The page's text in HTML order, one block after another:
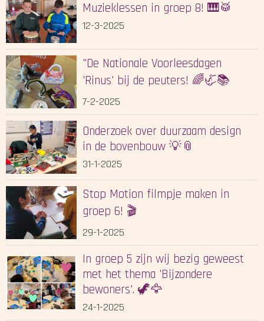
Muzieklessen in groep 8! 🎹🥁
12-3-2025
"De Nationale Voorleesdagen
'Rinus' bij de peuters! 🌈🦏📚
7-2-2025
Onderzoek over duurzaam design
in de bovenbouw 💡📎
31-1-2025
Stop Motion filmpje maken in
groep 6! 🎬
29-1-2025
In groep 5 zijn wij bezig geweest
met het thema 'Bijzondere
bewoners'. 🦖🦅
24-1-2025